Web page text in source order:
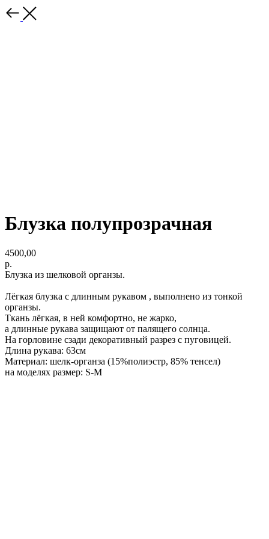
Блузка полупрозрачная
4500,00
р.
Блузка из шелковой органзы.
Лёгкая блузка с длинным рукавом , выполнено из тонкой
органзы.
Ткань лёгкая, в ней комфортно, не жарко,
а длинные рукава защищают от палящего солнца.
На горловине сзади декоративный разрез с пуговицей.
Длина рукава: 63см
Материал: шелк-органза (15%полиэстр, 85% тенсел)
на моделях размер: S-M